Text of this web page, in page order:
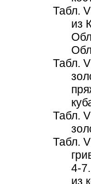
Табл.
из
Табл.
Табл.
Табл.
4-
из